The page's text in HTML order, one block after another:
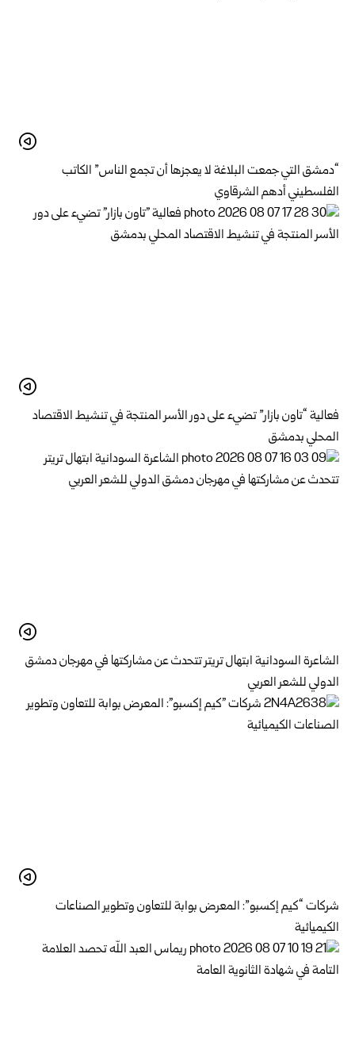
“دمشق التي جمعت البلاغة لا يعجزها أن تجمع الناس” الكاتب
الفلسطيني أدهم الشرقاوي
فعالية “تاون بازار” تضيء على دور الأسر المنتجة في تنشيط الاقتصاد
المحلي بدمشق
الشاعرة السودانية ابتهال تريتر تتحدث عن مشاركتها في مهرجان دمشق
الدولي للشعر العربي
شركات “كيم إكسبو”: المعرض بوابة للتعاون وتطوير الصناعات
الكيميائية